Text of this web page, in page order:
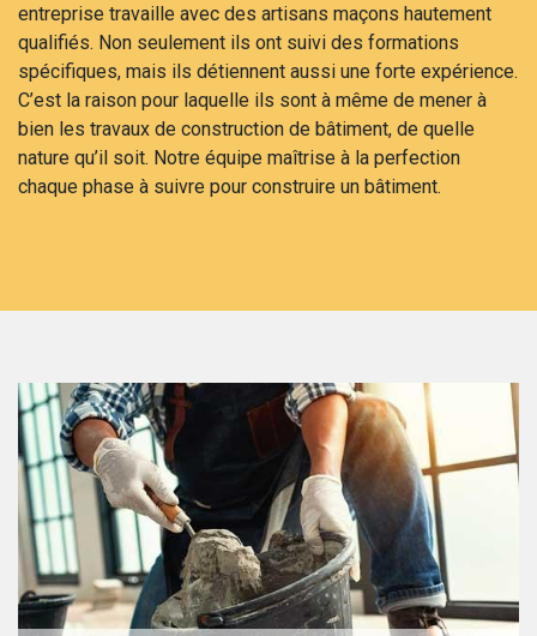
entreprise travaille avec des artisans maçons hautement
qualifiés. Non seulement ils ont suivi des formations
spécifiques, mais ils détiennent aussi une forte expérience.
C’est la raison pour laquelle ils sont à même de mener à
bien les travaux de construction de bâtiment, de quelle
nature qu’il soit. Notre équipe maîtrise à la perfection
chaque phase à suivre pour construire un bâtiment.